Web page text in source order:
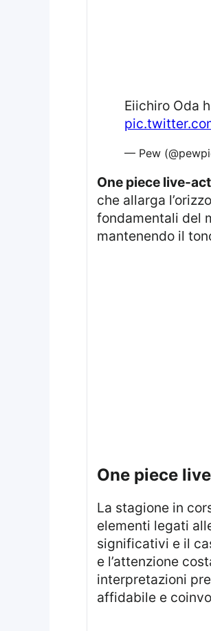
Eiichiro
— Pew
one piece live-
che allarga
fondamentali del
mantenendo il
one piece
la stagione in
elementi legati
significativi e il
e l’attenzione
interpretazioni
affidabile e